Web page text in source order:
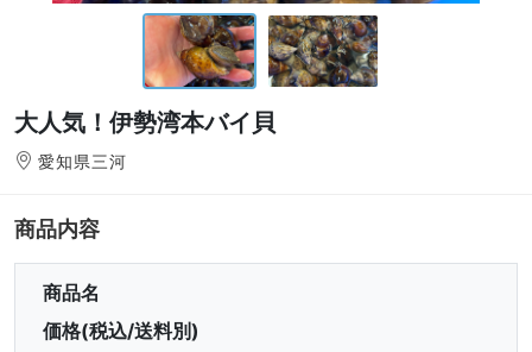
大人気！伊勢湾本バイ貝
愛知県三河
商品内容
商品名
価格(税込/送料別)